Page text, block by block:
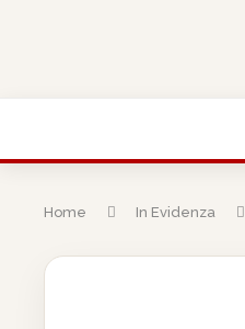
Home In Evidenza